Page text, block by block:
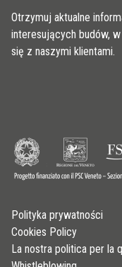
Otrzymuj aktualne
interesujących budów,
się z naszymi klientami.
Polityka prywatności
Cookies Policy
La nostra politica per la